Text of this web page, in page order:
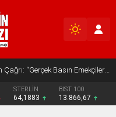
Batman Basın Derneği’nden Çağrı: “Gerçek Basın Emekçileri Desteklenmeli”
STERLİN
64,1883
BIST 100
13.866,67